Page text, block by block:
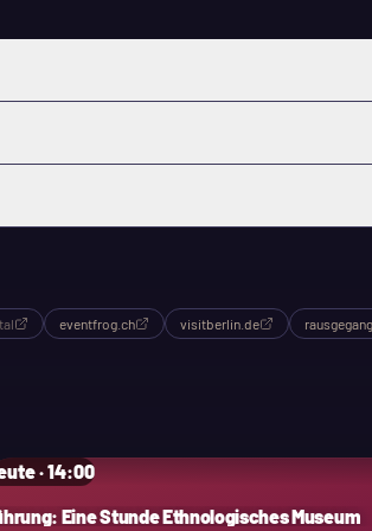
eventfrog.ch visitberlin.de
· 14:00
Eine Stunde Ethnologisches Museum